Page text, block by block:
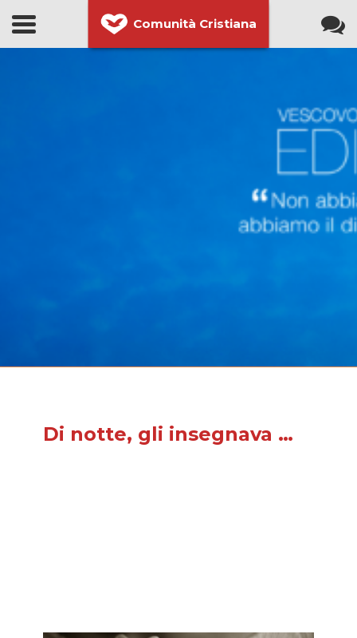
Comunità Cristiana
Di notte, gli insegnava …